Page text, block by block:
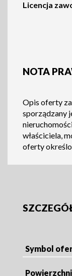
Licencja
NOTA
Opis oferty
sporządzany
właściciela,
oferty
Symbol